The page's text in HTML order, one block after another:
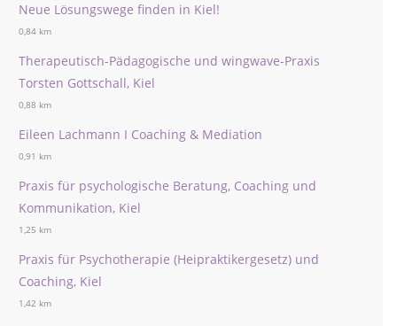
Neue Lösungswege finden in Kiel!
0,84 km
Therapeutisch-Pädagogische und wingwave-Praxis
Torsten Gottschall, Kiel
0,88 km
Eileen Lachmann I Coaching & Mediation
0,91 km
Praxis für psychologische Beratung, Coaching und
Kommunikation, Kiel
1,25 km
Praxis für Psychotherapie (Heipraktikergesetz) und
Coaching, Kiel
1,42 km